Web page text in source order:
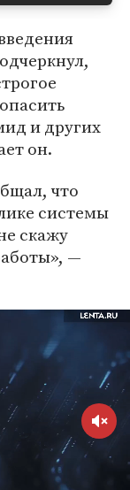
и других
он.
что
системы
скажу
—